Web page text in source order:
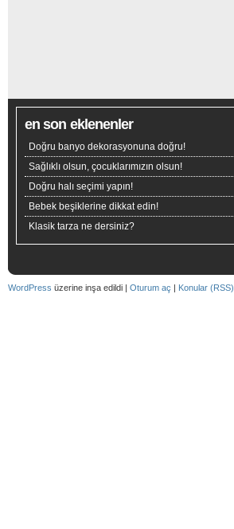
en son eklenenler
Doğru banyo dekorasyonuna doğru!
Sağlıklı olsun, çocuklarımızın olsun!
Doğru halı seçimi yapın!
Bebek beşiklerine dikkat edin!
Klasik tarza ne dersiniz?
WordPress üzerine inşa edildi | Oturum aç | Konular (RSS)